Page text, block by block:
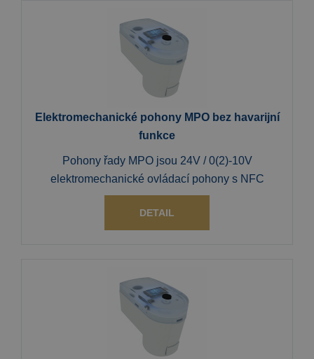
Elektromechanické pohony MPO bez havarijní
funkce
Pohony řady MPO jsou 24V / 0(2)-10V
elektromechanické ovládací pohony s NFC
DETAIL